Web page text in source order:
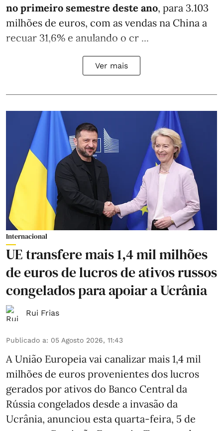
no primeiro semestre deste ano, para 3.103
milhões de euros, com as vendas na China a
recuar 31,6% e anulando o cr ...
Ver mais
Internacional
UE transfere mais 1,4 mil milhões
de euros de lucros de ativos russos
congelados para apoiar a Ucrânia
Rui Frias
Publicado a: 05 Agosto 2026, 11:43
A União Europeia vai canalizar mais 1,4 mil
milhões de euros provenientes dos lucros
gerados por ativos do Banco Central da
Rússia congelados desde a invasão da
Ucrânia, anunciou esta quarta-feira, 5 de